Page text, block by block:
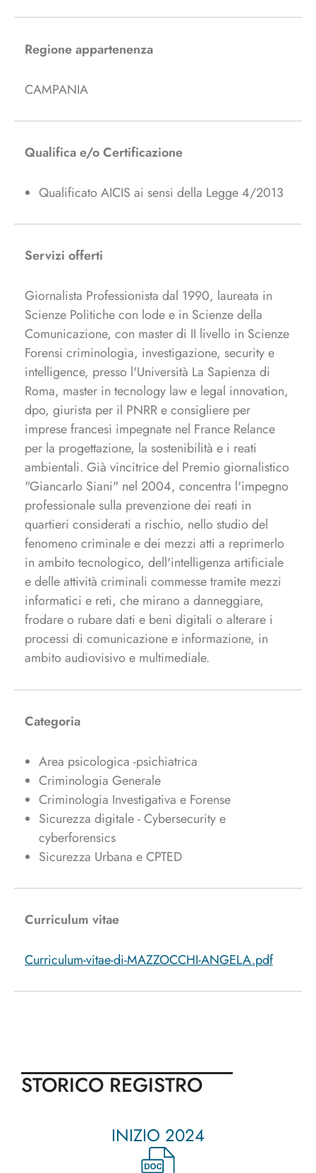
Regione appartenenza
CAMPANIA
Qualifica e/o Certificazione
Qualificato AICIS ai sensi della Legge 4/2013
Servizi offerti
Giornalista Professionista dal 1990, laureata in
Scienze Politiche con lode e in Scienze della
Comunicazione, con master di II livello in Scienze
Forensi criminologia, investigazione, security e
intelligence, presso l'Università La Sapienza di
Roma, master in tecnology law e legal innovation,
dpo, giurista per il PNRR e consigliere per
imprese francesi impegnate nel France Relance
per la progettazione, la sostenibilità e i reati
ambientali. Già vincitrice del Premio giornalistico
"Giancarlo Siani" nel 2004, concentra l'impegno
professionale sulla prevenzione dei reati in
quartieri considerati a rischio, nello studio del
fenomeno criminale e dei mezzi atti a reprimerlo
in ambito tecnologico, dell'intelligenza artificiale
e delle attività criminali commesse tramite mezzi
informatici e reti, che mirano a danneggiare,
frodare o rubare dati e beni digitali o alterare i
processi di comunicazione e informazione, in
ambito audiovisivo e multimediale.
Categoria
Area psicologica -psichiatrica
Criminologia Generale
Criminologia Investigativa e Forense
Sicurezza digitale - Cybersecurity e
cyberforensics
Sicurezza Urbana e CPTED
Curriculum vitae
Curriculum-vitae-di-MAZZOCCHI-ANGELA.pdf
STORICO REGISTRO
INIZIO 2024